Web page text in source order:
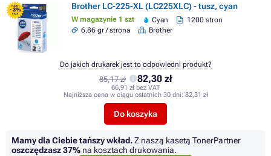
FLASH
- 3%
SALE
Brother LC-225-XL (LC225XLC) - tusz, cyan
W magazynie 1 szt Cyan
1200 stron
6,86 gr / strona
Brother
85,17 zł 82,30 zł
66,91 zł bez VAT
Najniższa cena w ciągu ostatnich 30 dni: 82,31 zł
Do koszyka
Do jakich drukarek jest to odpowiedni produkt?
Mamy dla Ciebie tańszy wkład.Z naszą kasetą TonerPartner
oszczędzasz37% na kosztach drukowania.